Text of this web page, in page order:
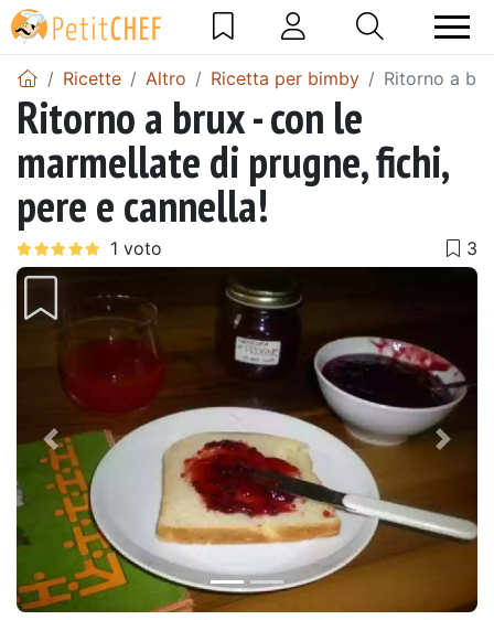
Ricette Altro Ricetta per bimby Ritorno a
Ritorno a brux - con le
marmellate di prugne, fichi,
pere e cannella!
Precedente